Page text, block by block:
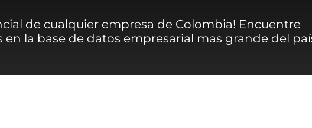
de cualquier empresa de Colombia! Encuentre
en la base de datos empresarial mas grande del